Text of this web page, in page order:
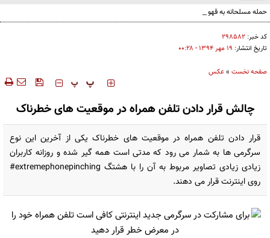
حمله مسلحانه به قهوه‌خانه‌ای در زاهدان؛ ۲ نفر جان باختند
کد خبر: ۲۹۸۵۸۲
تاریخ انتشار: ۱۹ مهر ۱۳۹۴ - ۰۰:۲۸
صفحه نخست »عکس
‍‍‍ پ پ
چالش قرار دادن تلفن همراه در موقعیت های خطرناک
قرار دادن تلفن همراه در موقعیت های خطرناک یکی از آخرین این نوع
سرگرمی ها به شمار می رود که مدتی است همه گیر شده و روزانه کاربران
زیادی زیادی تصاویر مربوط به آن را با هشتگ extremephonepinching#
روی اینترنت قرار می دهند.